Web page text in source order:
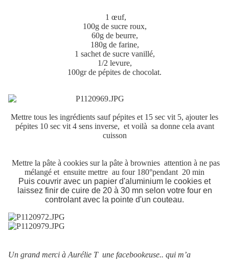
1 œuf,
100g de sucre roux,
60g de beurre,
180g de farine,
1 sachet de sucre vanillé,
1/2 levure,
100gr de pépites de chocolat.
Mettre tous les ingrédients sauf pépites et 15 sec vit 5, ajouter les
pépites 10 sec vit 4 sens inverse, et voilà sa donne cela avant
cuisson
Mettre la pâte à cookies sur la pâte à brownies attention à ne pas
mélangé et ensuite mettre au four 180°pendant 20 min
Puis couvrir avec un papier d'aluminium le cookies et
laissez finir de cuire de 20 à 30 mn selon votre four en
controlant avec la pointe d'un couteau.
Un grand merci à Aurélie T une facebookeuse.. qui m’a